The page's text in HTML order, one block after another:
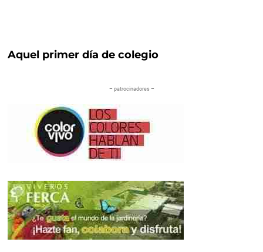
Aquel primer día de colegio
– patrocinadores –